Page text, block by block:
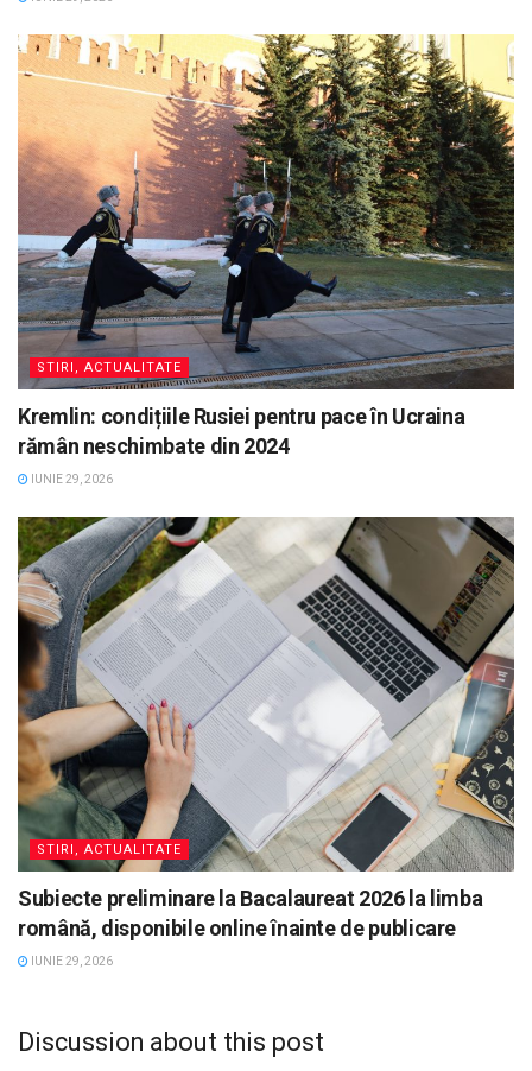
STIRI, ACTUALITATE
Kremlin: condițiile Rusiei pentru pace în Ucraina
rămân neschimbate din 2024
IUNIE 29, 2026
STIRI, ACTUALITATE
Subiecte preliminare la Bacalaureat 2026 la limba
română, disponibile online înainte de publicare
IUNIE 29, 2026
Discussion about this post